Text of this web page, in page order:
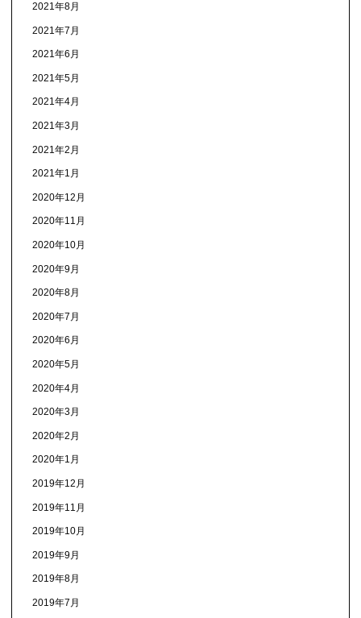
2021年8月
2021年7月
2021年6月
2021年5月
2021年4月
2021年3月
2021年2月
2021年1月
2020年12月
2020年11月
2020年10月
2020年9月
2020年8月
2020年7月
2020年6月
2020年5月
2020年4月
2020年3月
2020年2月
2020年1月
2019年12月
2019年11月
2019年10月
2019年9月
2019年8月
2019年7月